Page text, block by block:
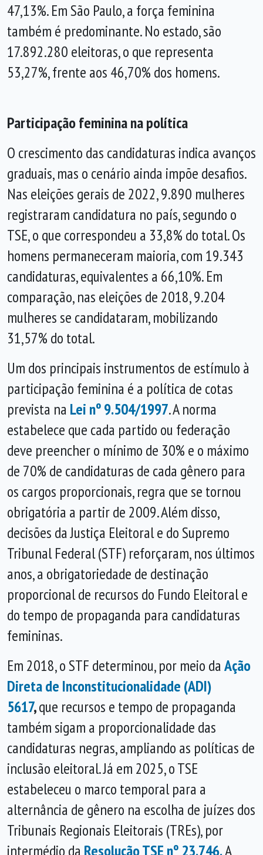
47,13%. Em São Paulo, a força feminina
também é predominante. No estado, são
17.892.280 eleitoras, o que representa
53,27%, frente aos 46,70% dos homens.
Participação feminina na política
O crescimento das candidaturas indica avanços
graduais, mas o cenário ainda impõe desafios.
Nas eleições gerais de 2022, 9.890 mulheres
registraram candidatura no país, segundo o
TSE, o que correspondeu a 33,8% do total. Os
homens permaneceram maioria, com 19.343
candidaturas, equivalentes a 66,10%. Em
comparação, nas eleições de 2018, 9.204
mulheres se candidataram, mobilizando
31,57% do total.
Um dos principais instrumentos de estímulo à
participação feminina é a política de cotas
prevista na Lei nº 9.504/1997. A norma
estabelece que cada partido ou federação
deve preencher o mínimo de 30% e o máximo
de 70% de candidaturas de cada gênero para
os cargos proporcionais, regra que se tornou
obrigatória a partir de 2009. Além disso,
decisões da Justiça Eleitoral e do Supremo
Tribunal Federal (STF) reforçaram, nos últimos
anos, a obrigatoriedade de destinação
proporcional de recursos do Fundo Eleitoral e
do tempo de propaganda para candidaturas
femininas.
Em 2018, o STF determinou, por meio daAção
Direta de Inconstitucionalidade (ADI)
5617,que recursos e tempo de propaganda
também sigam a proporcionalidade das
candidaturas negras, ampliando as políticas de
inclusão eleitoral. Já em 2025, o TSE
estabeleceu o marco temporal para a
alternância de gênero na escolha de juízes dos
Tribunais Regionais Eleitorais (TREs), por
intermédio da Resolução TSE nº 23.746.A